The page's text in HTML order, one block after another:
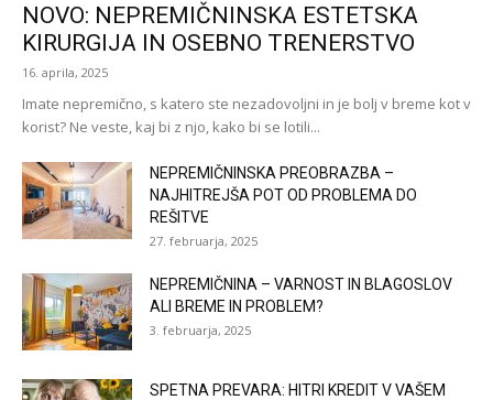
NOVO: NEPREMIČNINSKA ESTETSKA
KIRURGIJA IN OSEBNO TRENERSTVO
16. aprila, 2025
Imate nepremično, s katero ste nezadovoljni in je bolj v breme kot v
korist? Ne veste, kaj bi z njo, kako bi se lotili...
NEPREMIČNINSKA PREOBRAZBA –
NAJHITREJŠA POT OD PROBLEMA DO
REŠITVE
27. februarja, 2025
NEPREMIČNINA – VARNOST IN BLAGOSLOV
ALI BREME IN PROBLEM?
3. februarja, 2025
SPETNA PREVARA: HITRI KREDIT V VAŠEM